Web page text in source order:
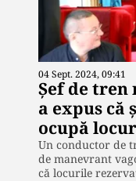
04 Sept. 2024, 09:41
Șef de
a expus că
ocupă
Un conductor de
de manevrant
că locurile